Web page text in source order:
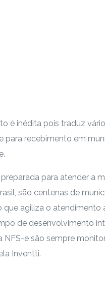
é inédita pois traduz
para recebimento em
para atender a
são centenas de
agiliza o atendimento
de desenvolvimento
NFS-e são sempre
Inventti.